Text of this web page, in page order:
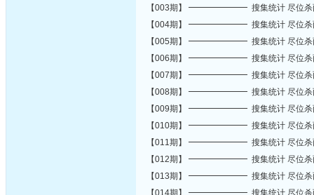
【003期】 ━━━━━━━ 搜集统计 尽
【004期】 ━━━━━━━ 搜集统计 尽
【005期】 ━━━━━━━ 搜集统计 尽
【006期】 ━━━━━━━ 搜集统计 尽
【007期】 ━━━━━━━ 搜集统计 尽
【008期】 ━━━━━━━ 搜集统计 尽
【009期】 ━━━━━━━ 搜集统计 尽
【010期】 ━━━━━━━ 搜集统计 尽
【011期】 ━━━━━━━ 搜集统计 尽
【012期】 ━━━━━━━ 搜集统计 尽
【013期】 ━━━━━━━ 搜集统计 尽
【014期】 ━━━━━━━ 搜集统计 尽